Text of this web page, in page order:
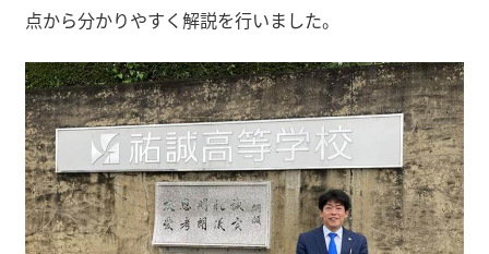
点から分かりやすく解説を行いました。